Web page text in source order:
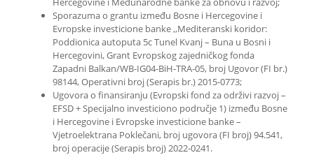
Sporazuma o grantu između Bosne i Hercegovine i
Evropske investicione banke ,,Mediteranski koridor:
Poddionica autoputa 5c Tunel Kvanj – Buna u Bosni i
Hercegovini, Grant Evropskog zajedničkog fonda
Zapadni Balkan/WB-IG04-BiH-TRA-05, broj Ugovor (FI br.)
98144, Operativni broj (Serapis br.) 2015-0773;
Ugovora o finansiranju (Evropski fond za održivi razvoj –
EFSD + Specijalno investiciono područje 1) između Bosne
i Hercegovine i Evropske investicione banke –
Vjetroelektrana Poklečani, broj ugovora (FI broj) 94.541,
broj operacije (Serapis broj) 2022-0241.